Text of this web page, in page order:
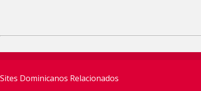
Sites Dominicanos Relacionados